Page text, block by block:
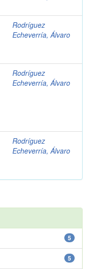
Rodríguez
Echeverría, Álvaro
Rodríguez
Echeverría, Álvaro
Rodríguez
Echeverría, Álvaro
5
5